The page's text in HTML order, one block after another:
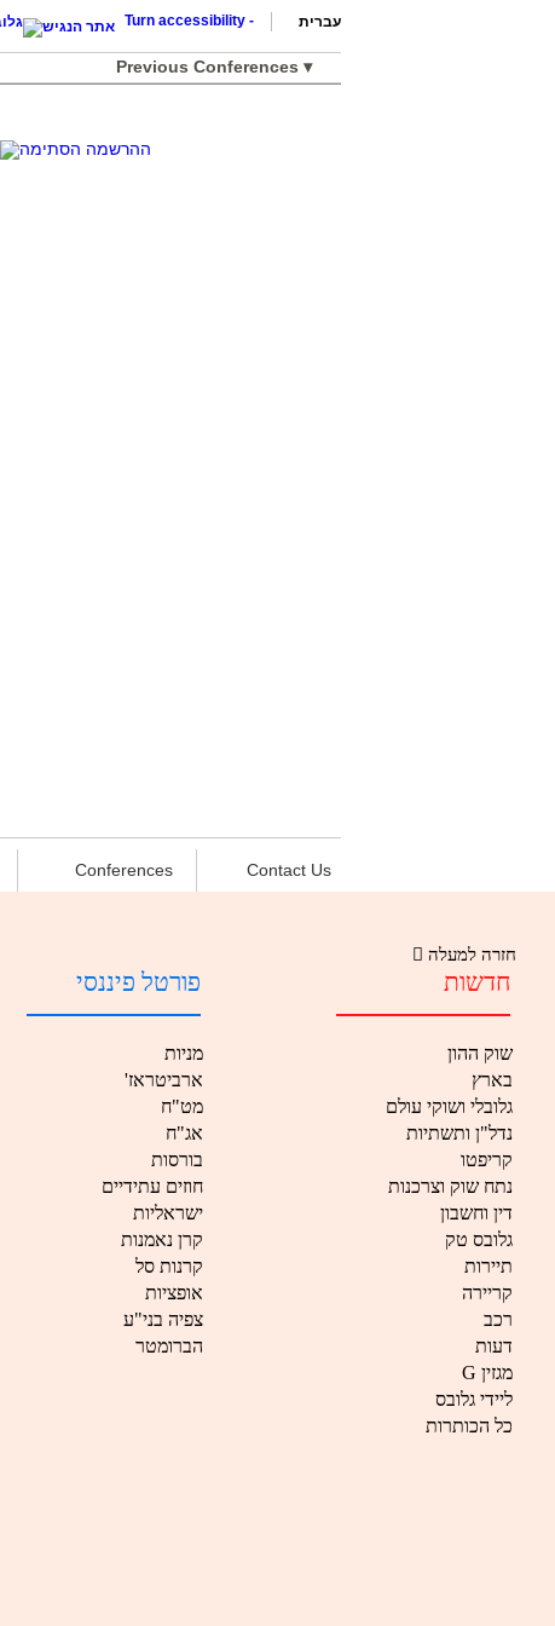
עברית Turn accessibility -
Previous Conferences ▾
Conferences Contact Us
חזרה למעלה
חדשות
שוק ההון
בארץ
גלובלי ושוקי עולם
נדל"ן ותשתיות
קריפטו
נתח שוק וצרכנות
דין וחשבון
גלובס טק
תיירות
קריירה
רכב
דעות
G מגזין
ליידי גלובס
כל הכותרות
פורטל פיננסי
מניות
'ארביטראז
מט"ח
אג"ח
בורסות
חוזים עתידיים
ישראליות
קרן נאמנות
קרנות סל
אופציות
צפיה בני"ע
הברומטר